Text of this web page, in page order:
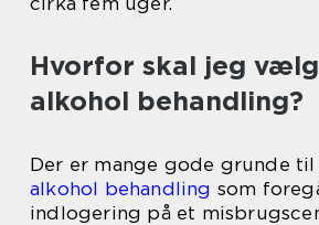
Hvorfor skal jeg
alkohol behandling?
Der er mange gode grunde
alkohol behandling som
indlogering på et